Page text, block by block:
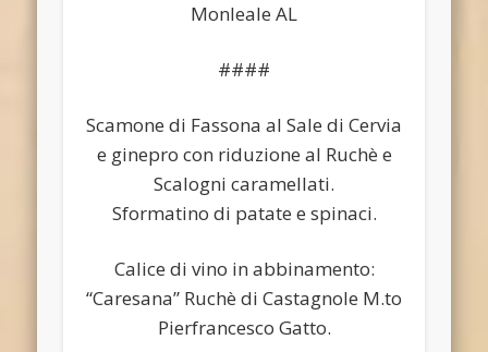
Monleale AL
####
Scamone di Fassona al Sale di Cervia
e ginepro con riduzione al Ruchè e
Scalogni caramellati.
Sformatino di patate e spinaci.
Calice di vino in abbinamento:
“Caresana” Ruchè di Castagnole M.to
Pierfrancesco Gatto.